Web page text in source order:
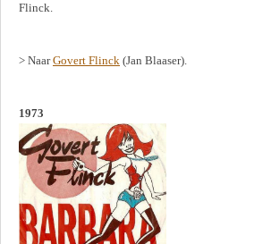
Flinck.
> NaarGovert Flinck (Jan Blaaser).
1973